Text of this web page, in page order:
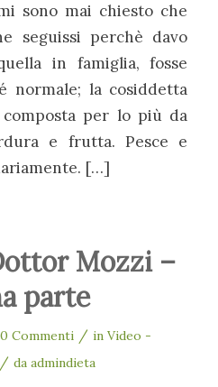
sono mai chiesto che
seguissi perchè davo
in famiglia, fosse
normale; la cosiddetta
per lo più da
e frutta. Pesce e
[…]
Mozzi –
parte
0 Commenti / in Video -
/ daadmindieta